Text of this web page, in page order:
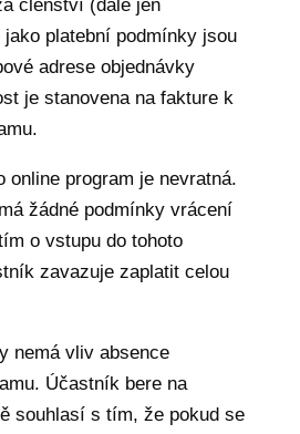
členství (dále jen
jako platební podmínky jsou
adrese objednávky
je stanovena na fakture k
online program je nevratná.
žádné podmínky vrácení
o vstupu do tohoto
zavazuje zaplatit celou
nemá vliv absence
Účastník bere na
souhlasí s tím, že pokud se